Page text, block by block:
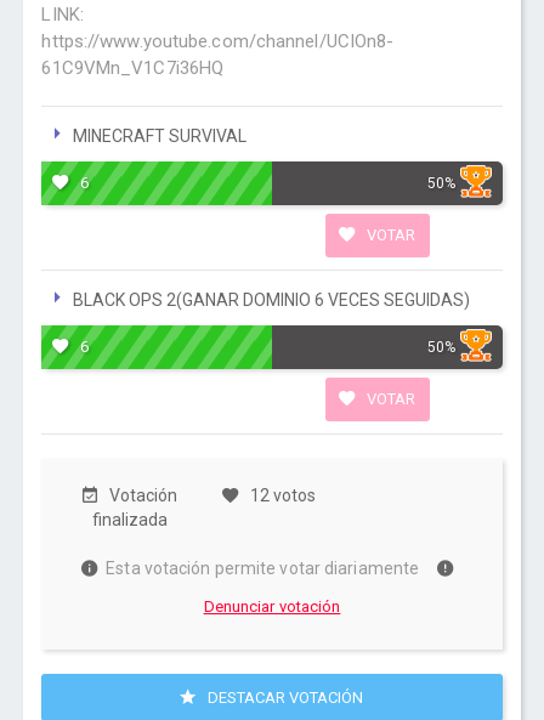
LINK:
https://www.youtube.com/channel/UCIOn8-
61C9VMn_V1C7i36HQ
MINECRAFT SURVIVAL
6 50%
VOTAR
BLACK OPS 2(GANAR DOMINIO 6 VECES SEGUIDAS)
6 50%
VOTAR
Votación
finalizada
12 votos
Esta votación permite votar diariamente
Denunciar votación
DESTACAR VOTACIÓN